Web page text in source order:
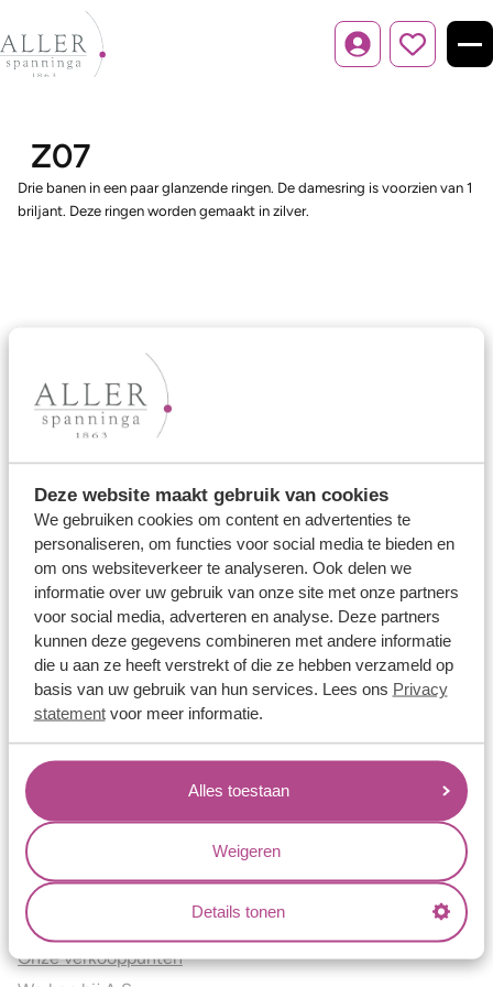
Deze website maakt gebruik van cookies
We gebruiken cookies om content en advertenties te
personaliseren, om functies voor social media te bieden en
om ons websiteverkeer te analyseren. Ook delen we
informatie over uw gebruik van onze site met onze partners
voor social media, adverteren en analyse. Deze partners
kunnen deze gegevens combineren met andere informatie
die u aan ze heeft verstrekt of die ze hebben verzameld op
basis van uw gebruik van hun services. Lees ons Privacy
statementvoor meer informatie.
Alles toestaan
Weigeren
Details tonen
Inloggen
Z07
Drie banen in een paar glanzende ringen. De damesring is voorzien van 1
briljant. Deze ringen worden gemaakt in zilver.
Ons aanbod
Trouwringen
Memoireringen
Verlovingsringen
Vriendschapsringen
Over ons
Aller Spanninga
Historie
Certificaten
Blogs
Jouw voordelen
Conflictvrije Materialen
Oneindig veel mogelijkheden
Kwaliteit
Juweliers & Contact
Onze verkooppunten